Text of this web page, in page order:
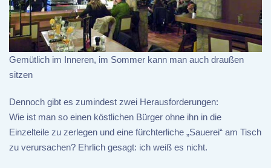
Gemütlich im Inneren, im Sommer kann man auch draußen
sitzen
Dennoch gibt es zumindest zwei Herausforderungen:
Wie ist man so einen köstlichen Bürger ohne ihn in die
Einzelteile zu zerlegen und eine fürchterliche „Sauerei“ am Tisch
zu verursachen? Ehrlich gesagt: ich weiß es nicht.